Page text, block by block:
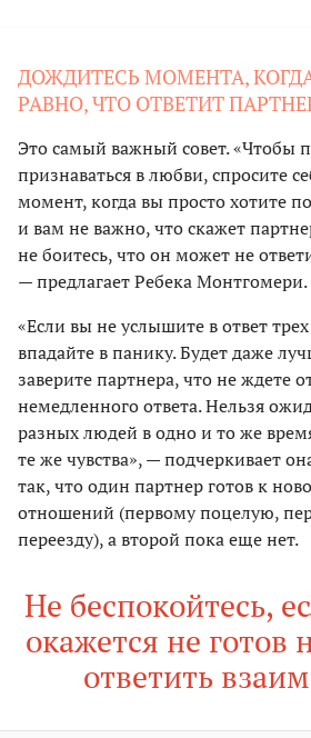
ДОЖДИТЕСЬ МОМЕНТА,
РАВНО, ЧТО ОТВЕТИТ
Это самый важный совет. «Чтобы
признаваться в любви, спросите
момент, когда вы просто хотите
и вам не важно, что скажет
не боитесь, что он может не
— предлагает Ребека Монтгомери.
«Если вы не услышите в ответ
впадайте в панику. Будет даже
заверите партнера, что не ждете
немедленного ответа. Нельзя
разных людей в одно и то же
те же чувства», — подчеркивает
так, что один партнер готов к
отношений (первому поцелую,
переезду), а второй пока еще нет.
Не беспокойтесь,
окажется не готов
ответить